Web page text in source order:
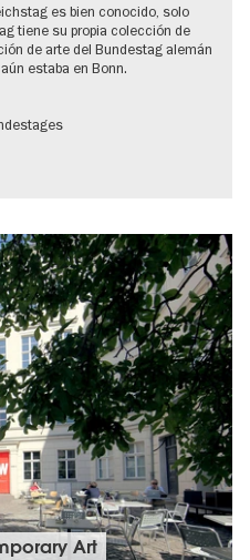
es bien conocido, solo
tiene su propia colección de
de arte del Bundestag alemán
estaba en Bonn.
Art